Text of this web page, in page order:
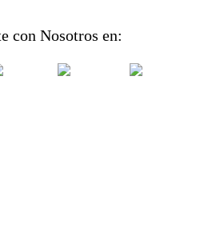
con Nosotros en: